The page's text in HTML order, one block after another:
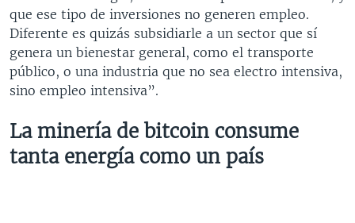
que ese tipo de inversiones no generen empleo.
Diferente es quizás subsidiarle a un sector que sí
genera un bienestar general, como el transporte
público, o una industria que no sea electro intensiva,
sino empleo intensiva”.
La minería de bitcoin consume
tanta energía como un país